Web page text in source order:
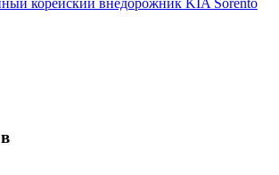
корейский внедорожник KIA Sorento